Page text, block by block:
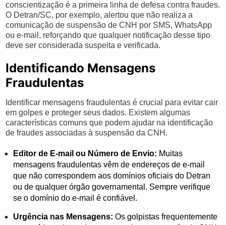
conscientização é a primeira linha de defesa contra fraudes.
O Detran/SC, por exemplo, alertou que não realiza a
comunicação de suspensão de CNH por SMS, WhatsApp
ou e-mail, reforçando que qualquer notificação desse tipo
deve ser considerada suspeita e verificada.
Identificando Mensagens
Fraudulentas
Identificar mensagens fraudulentas é crucial para evitar cair
em golpes e proteger seus dados. Existem algumas
características comuns que podem ajudar na identificação
de fraudes associadas à suspensão da CNH.
Editor de E-mail ou Número de Envio: Muitas
mensagens fraudulentas vêm de endereços de e-mail
que não correspondem aos domínios oficiais do Detran
ou de qualquer órgão governamental. Sempre verifique
se o domínio do e-mail é confiável.
Urgência nas Mensagens: Os golpistas frequentemente